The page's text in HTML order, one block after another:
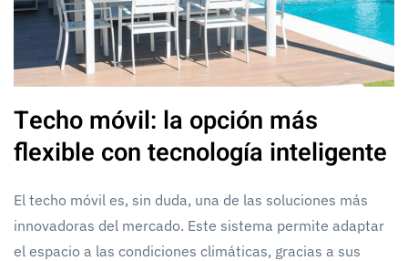
Techo móvil: la opción más
flexible con tecnología inteligente
El techo móvil es, sin duda, una de las soluciones más
innovadoras del mercado. Este sistema permite adaptar
el espacio a las condiciones climáticas, gracias a sus